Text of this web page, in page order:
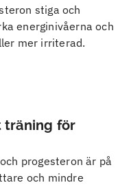
stiga och
energinivåerna och
mer irriterad.
träning för
progesteron är på
och mindre